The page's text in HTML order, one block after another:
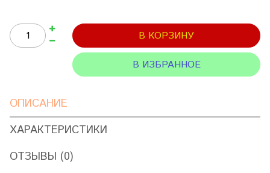
В КОРЗИНУ
В ИЗБРАННОЕ
ОПИСАНИЕ
ХАРАКТЕРИСТИКИ
ОТЗЫВЫ (0)